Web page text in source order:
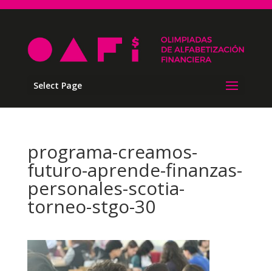
Select Page
programa-creamos-
futuro-aprende-finanzas-
personales-scotia-
torneo-stgo-30